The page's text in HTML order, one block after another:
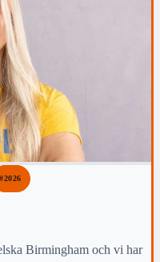
#2026
Birmingham och vi har